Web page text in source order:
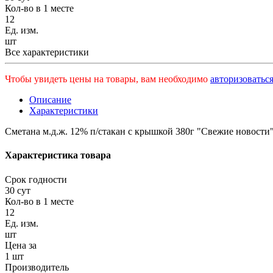
Кол-во в 1 месте
12
Ед. изм.
шт
Все характеристики
Чтобы увидеть цены на товары, вам необходимо
Описание
Характеристики
Сметана м.д.ж. 12% п/стакан с крышкой 380г "Свежие
Характеристика товара
Срок годности
30 сут
Кол-во в 1 месте
12
Ед. изм.
шт
Цена за
1 шт
Производитель